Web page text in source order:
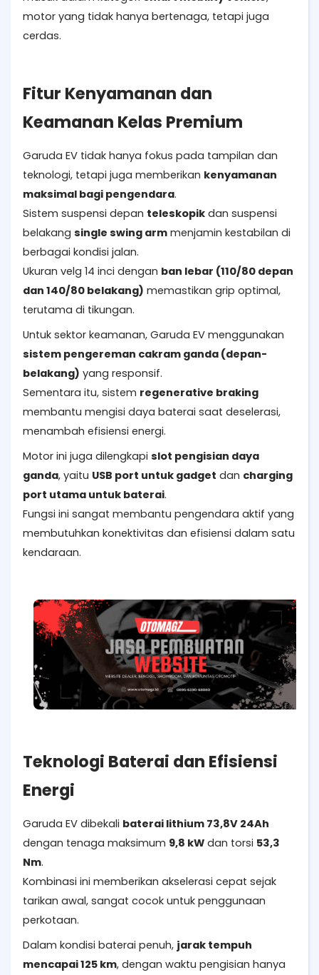
motor yang tidak hanya bertenaga, tetapi juga
cerdas.
Fitur Kenyamanan dan
Keamanan Kelas Premium
Garuda EV tidak hanya fokus pada tampilan dan
teknologi, tetapi juga memberikan kenyamanan
maksimal bagi pengendara.
Sistem suspensi depan teleskopik dan suspensi
belakang single swing arm menjamin kestabilan di
berbagai kondisi jalan.
Ukuran velg 14 inci dengan ban lebar (110/80 depan
dan 140/80 belakang) memastikan grip optimal,
terutama di tikungan.
Untuk sektor keamanan, Garuda EV menggunakan
sistem pengereman cakram ganda (depan-
belakang) yang responsif.
Sementara itu, sistem regenerative braking
membantu mengisi daya baterai saat deselerasi,
menambah efisiensi energi.
Motor ini juga dilengkapi slot pengisian daya
ganda, yaitu USB port untuk gadget dan charging
port utama untuk baterai.
Fungsi ini sangat membantu pengendara aktif yang
membutuhkan konektivitas dan efisiensi dalam satu
kendaraan.
Teknologi Baterai dan Efisiensi
Energi
Garuda EV dibekali baterai lithium 73,8V 24Ah
dengan tenaga maksimum 9,8 kW dan torsi 53,3
Nm.
Kombinasi ini memberikan akselerasi cepat sejak
tarikan awal, sangat cocok untuk penggunaan
perkotaan.
Dalam kondisi baterai penuh, jarak tempuh
mencapai 125 km, dengan waktu pengisian hanya